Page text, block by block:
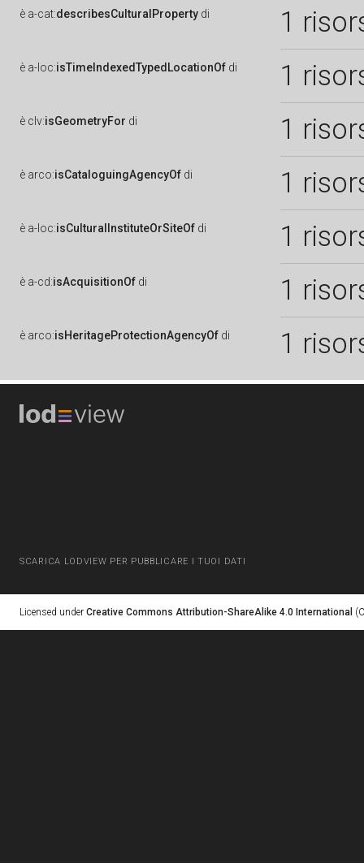
è a-cat:describesCulturalProperty di 1
è a-loc:isTimeIndexedTypedLocationOf di 1
è clv:isGeometryFor di 1
è arco:isCataloguingAgencyOf di 1
è a-loc:isCulturalInstituteOrSiteOf di 1
è a-cd:isAcquisitionOf di 1
è arco:isHeritageProtectionAgencyOf di 1
SCARICA LODVIEW PER PUBBLICARE I TUOI DATI
Licensed under Creative Commons Attribution-ShareAlike 4.0 International